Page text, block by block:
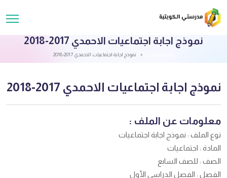
نموذج اجابة اجتماعيات الاحمدي 2017-2018
نموذج اجابة اجتماعيات الاحمدي 2017-2018
نموذج اجابة اجتماعيات الاحمدي 2017-2018
معلومات عن الملف :
نوع الملف : نموذج اجابة اجتماعيات
المادة : اجتماعيات
الصف : للصف السابع
الفصل : الفصل الدراسي الأول